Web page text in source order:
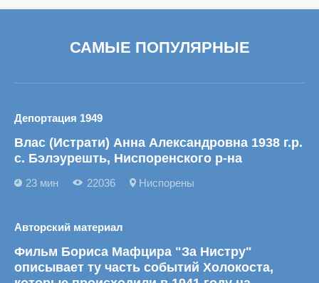
САМЫЕ ПОПУЛЯРНЫЕ
Депортация 1949
Влас (Истрати) Анна Александровна 1938 г.р.
с. Бэлэурешть, Ниспоренского р-на
23 мин 22036 Ниспорены
Авторский материал
Фильм Бориса Мафцира "За Нистру"
описывает ту часть событий Холокоста,